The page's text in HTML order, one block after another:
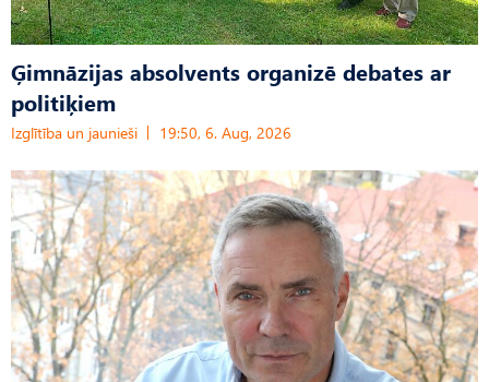
Ģimnāzijas absolvents organizē debates ar
politiķiem
Izglītība un jaunieši 19:50, 6. Aug, 2026